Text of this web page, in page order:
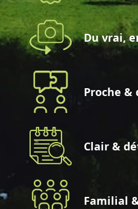
Du vrai,
Proche &
Clair &
Familial